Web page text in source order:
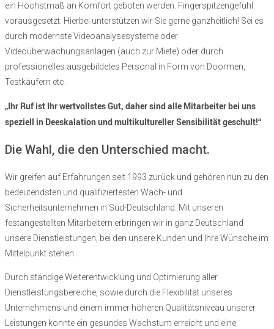
ein Höchstmaß an Komfort geboten werden. Fingerspitzengefühl
vorausgesetzt. Hierbei unterstützen wir Sie gerne ganzheitlich! Sei es
durch modernsteVideoanalysesysteme oder
Videoüberwachungsanlagen (auch zur Miete) oder durch
professionelles ausgebildetes Personal in Form von Doormen,
Testkäufern etc.
„Ihr Ruf ist Ihr wertvollstes Gut, daher sind alle Mitarbeiter bei uns
speziell in Deeskalation und multikultureller Sensibilität geschult!“
Die Wahl, die den Unterschied macht.
Wir greifen auf Erfahrungen seit 1993 zurück und gehören nun zu den
bedeutendsten und qualifiziertesten Wach- und
Sicherheitsunternehmen in Süd-Deutschland. Mit unseren
festangestellten Mitarbeitern erbringen wir in ganz Deutschland
unsere Dienstleistungen, bei den unsere Kunden und Ihre Wünsche im
Mittelpunkt stehen.
Durch ständige Weiterentwicklung und Optimierung aller
Dienstleistungsbereiche, sowie durch die Flexibilität unseres
Unternehmens und einem immer höheren Qualitätsniveau unserer
Leistungen konnte ein gesundes Wachstum erreicht und eine